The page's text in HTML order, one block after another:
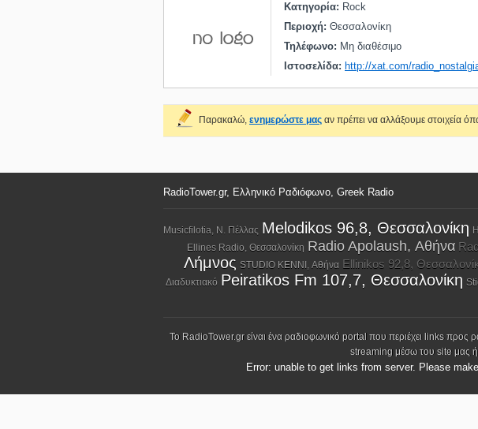
Κατηγορία: Rock
Περιοχή: Θεσσαλονίκη
Τηλέφωνο: Μη διαθέσιμο
Ιστοσελίδα: http://xat.com/
Παρακαλώ, ενημερώστε μας αν πρέπει να αλλάξουμε στοιχεία
RadioTower.gr, Ελληνικό Ραδιόφωνο, Greek Radio
Musicfilotia, Ν. Πέλλας Melodikos 96,8, Θεσσαλονίκη
Ellines Radio, Θεσσαλονίκη Radio Apolaush, Αθήνα
Λήμνος STUDIO KENNI, Αθήνα Ellinikos 92,8,
Διαδυκτιακό Peiratikos Fm 107,7, Θεσσαλονίκη
Το RadioTower.gr είναι ένα ραδιοφωνικό portal που περιέχει links προς
streaming μέσω του site μας ή
Error: unable to get links from server. Please